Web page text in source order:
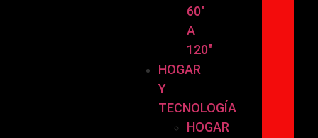
60″
A
120″
HOGAR
Y
TECNOLOGÍA
HOGAR